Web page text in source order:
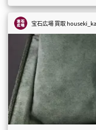
宝石広場 買取